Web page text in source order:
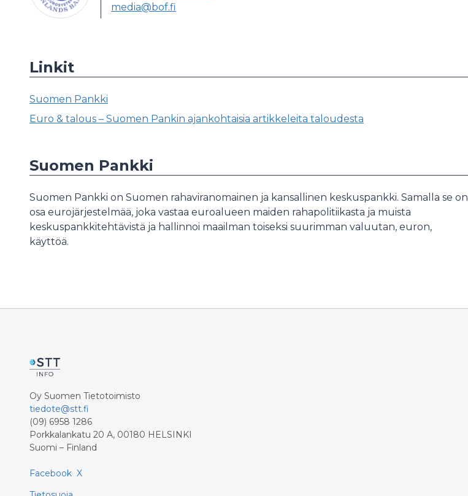
media@bof.fi
Linkit
Suomen Pankki
Euro & talous – Suomen Pankin ajankohtaisia artikkeleita taloudesta
Suomen Pankki
Suomen Pankki on Suomen rahaviranomainen ja kansallinen keskuspankki. Samalla se on
osa eurojärjestelmää, joka vastaa euroalueen maiden rahapolitiikasta ja muista
keskuspankkitehtävistä ja hallinnoi maailman toiseksi suurimman valuutan, euron,
käyttöä.
Oy Suomen Tietotoimisto
tiedote@stt.fi
(09) 6958 1286
Porkkalankatu 20 A, 00180 HELSINKI
Suomi – Finland
Facebook X